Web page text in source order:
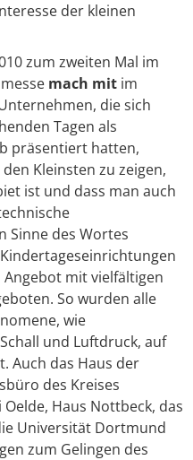
der kleinen
zum zweiten Mal im
mach mit im
die sich
Tagen als
präsentiert hatten,
Kleinsten zu zeigen,
ist und dass man auch
Sinne des Wortes
mit vielfältigen
So wurden alle
wie
und Luftdruck, auf
Auch das Haus der
des Kreises
Haus Nottbeck, das
Universität Dortmund
zum Gelingen des